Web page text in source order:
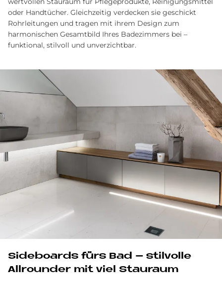
oder Handtücher. Gleichzeitig verdecken sie geschickt
Rohrleitungen und tragen mit ihrem Design zum
harmonischen Gesamtbild Ihres Badezimmers bei –
funktional, stilvoll und unverzichtbar.
Si­de­boards fürs Bad – stil­vol­le
All­roun­der mit viel Stau­raum